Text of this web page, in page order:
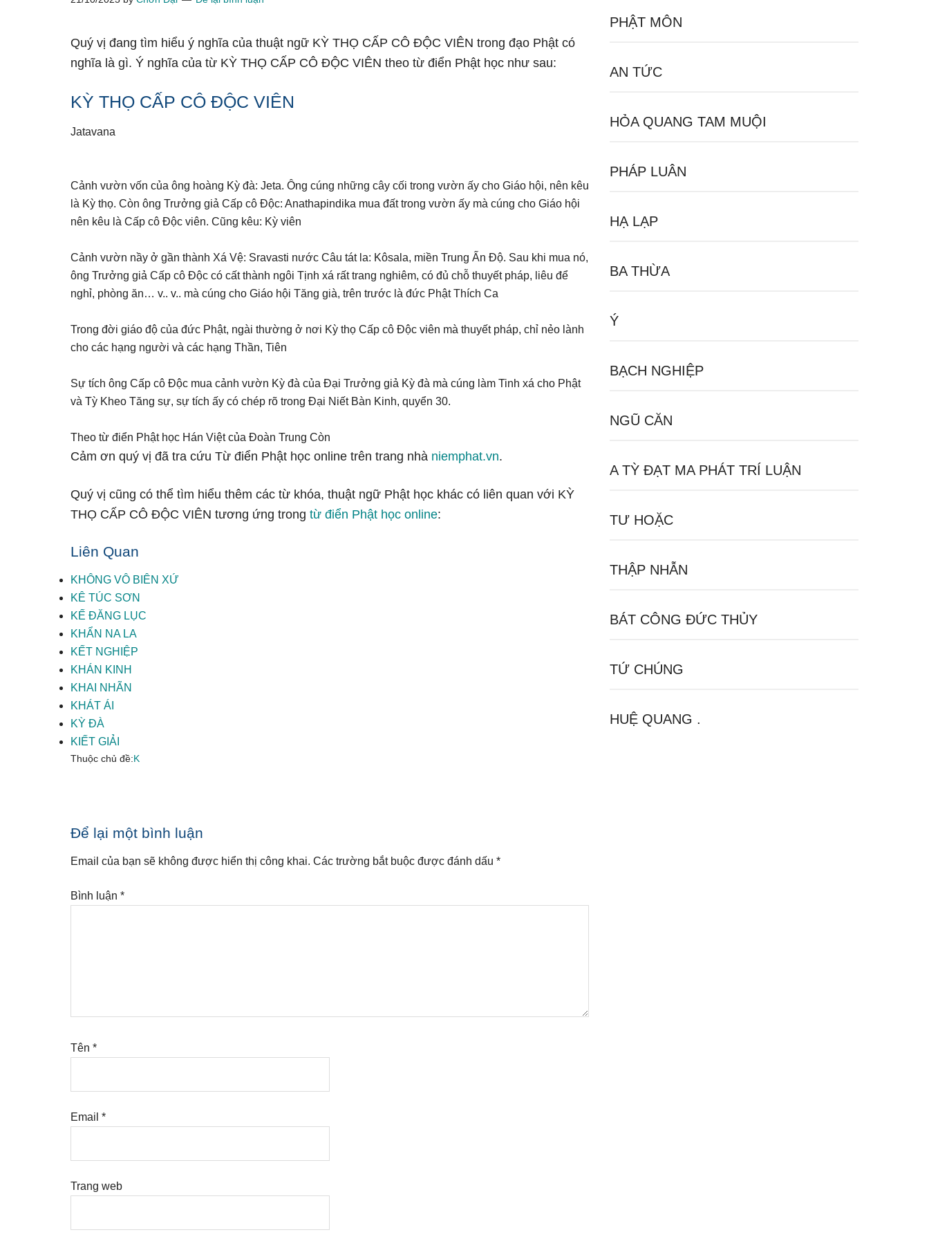
Quý vị đang tìm hiểu ý nghĩa của thuật ngữ KỲ THỌ CẤP CÔ ĐỘC VIÊN trong đạo Phật có
nghĩa là gì. Ý nghĩa của từ KỲ THỌ CẤP CÔ ĐỘC VIÊN theo từ điển Phật học như sau:
KỲ THỌ CẤP CÔ ĐỘC VIÊN
Jatavana
Cảnh vườn vốn của ông hoàng Kỳ đà: Jeta. Ông cúng những cây cối trong vườn ấy cho Giáo hội, nên kêu
là Kỳ thọ. Còn ông Trưởng giả Cấp cô Độc: Anathapindika mua đất trong vườn ấy mà cúng cho Giáo hội
nên kêu là Cấp cô Độc viên. Cũng kêu: Kỳ viên
Cảnh vườn nầy ở gần thành Xá Vệ: Sravasti nước Câu tát la: Kôsala, miền Trung Ấn Độ. Sau khi mua nó,
ông Trưởng giả Cấp cô Độc có cất thành ngôi Tịnh xá rất trang nghiêm, có đủ chỗ thuyết pháp, liêu để
nghỉ, phòng ăn… v.. v.. mà cúng cho Giáo hội Tăng già, trên trước là đức Phật Thích Ca
Trong đời giáo độ của đức Phật, ngài thường ở nơi Kỳ thọ Cấp cô Độc viên mà thuyết pháp, chỉ nẻo lành
cho các hạng người và các hạng Thần, Tiên
Sự tích ông Cấp cô Độc mua cảnh vườn Kỳ đà của Đại Trưởng giả Kỳ đà mà cúng làm Tinh xá cho Phật
và Tỳ Kheo Tăng sự, sự tích ấy có chép rõ trong Đại Niết Bàn Kinh, quyển 30.
Theo từ điển Phật học Hán Việt của Đoàn Trung Còn
Cảm ơn quý vị đã tra cứu Từ điển Phật học online trên trang nhà niemphat.vn.
Quý vị cũng có thể tìm hiểu thêm các từ khóa, thuật ngữ Phật học khác có liên quan với KỲ
THỌ CẤP CÔ ĐỘC VIÊN tương ứng trong từ điển Phật học online:
Liên Quan
KHÔNG VÔ BIÊN XỨ
KÊ TÚC SƠN
KẾ ĐĂNG LỤC
KHẨN NA LA
KẾT NGHIỆP
KHÁN KINH
KHAI NHÃN
KHÁT ÁI
KỲ ĐÀ
KIẾT GIẢI
Thuộc chủ đề:K
Reader
Interactions
Để lại một bình luận
Email của bạn sẽ không được hiển thị công khai. Các trường bắt buộc được đánh dấu *
Bình luận *
Tên *
Email *
Trang web
PHẬT MÔN
AN TỨC
HỎA QUANG TAM MUỘI
PHÁP LUÂN
HẠ LẠP
BA THỪA
Ý
BẠCH NGHIỆP
NGŨ CĂN
A TỲ ĐẠT MA PHÁT TRÍ LUẬN
TƯ HOẶC
THẬP NHẪN
BÁT CÔNG ĐỨC THỦY
TỨ CHÚNG
HUỆ QUANG .